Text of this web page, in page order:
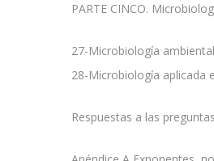
PARTE CINCO.
27-Microbiología ambiental
28-Microbiología aplicada
Respuestas a las